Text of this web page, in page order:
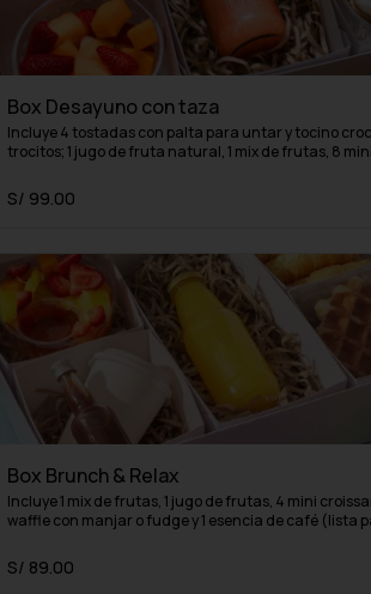
Box Desayuno con taza
Incluye 4 tostadas con palta para untar y tocino
trocitos; 1 jugo de fruta natural, 1 mix de frutas, 8
S/ 99.00
Box Brunch & Relax
Incluye 1 mix de frutas, 1 jugo de frutas, 4 mini
waffle con manjar o fudge y 1 esencia de café (lista
americano)
S/ 89.00